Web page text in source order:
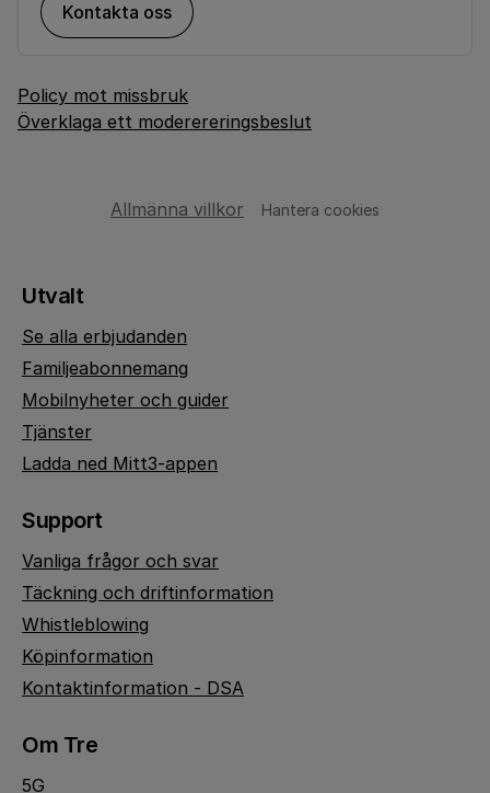
Kontakta oss
Policy mot missbruk
Överklaga ett moderereringsbeslut
Allmänna villkor Hantera cookies
Utvalt
Se alla erbjudanden
Familjeabonnemang
Mobilnyheter och guider
Tjänster
Ladda ned Mitt3-appen
Support
Vanliga frågor och svar
Täckning och driftinformation
Whistleblowing
Köpinformation
Kontaktinformation - DSA
Om Tre
5G